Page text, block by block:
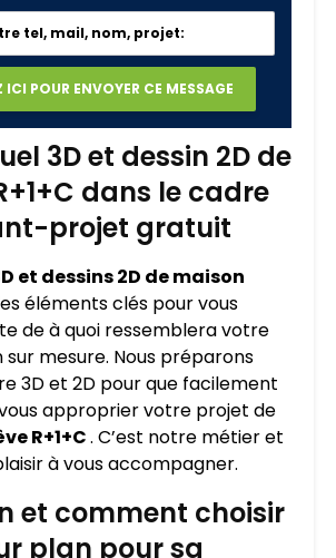
3D et dessin 2D de
dans le cadre
projet gratuit
et dessins 2D de maison
éléments clés pour vous
de à quoi ressemblera votre
mesure. Nous préparons
3D et 2D pour que facilement
approprier votre projet de
R+1+C. C’est notre métier et
à vous accompagner.
et comment choisir
plan pour sa